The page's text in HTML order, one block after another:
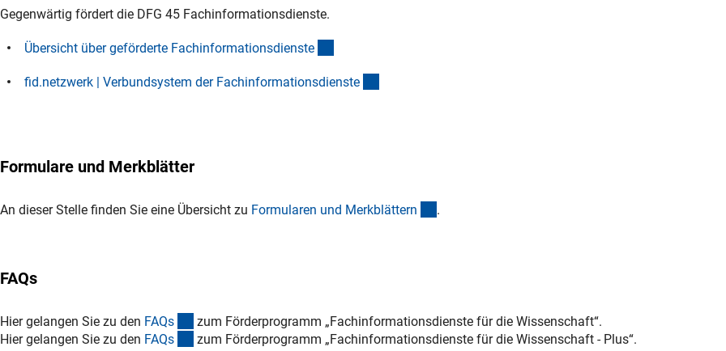
Gegenwärtig fördert die DFG 45 Fachinformationsdienste.
Übersicht über geförderte Fachinformationsdienste
fid.netzwerk | Verbundsystem der Fachinformationsdienste
Formulare und Merkblätter
An dieser Stelle finden Sie eine Übersicht zu Formularen und Merkblättern (interner Link)
.
FAQs
Hier gelangen Sie zu den FAQs (interner Link)
zum Förderprogramm „Fachinformationsdienste für die Wissenschaft“.
Hier gelangen Sie zu den FAQs (interner Link)
zum Förderprogramm „Fachinformationsdienste für die Wissenschaft - Plus“.